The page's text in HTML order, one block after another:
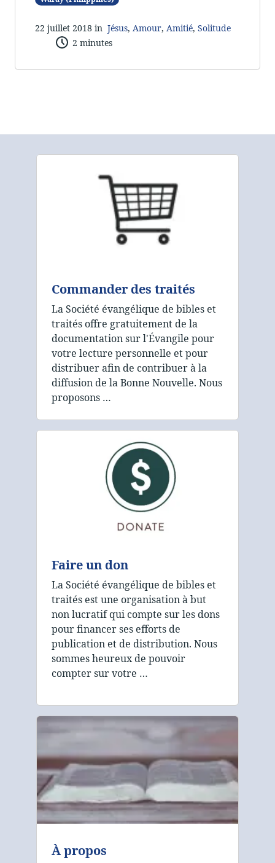
22 juillet 2018 in Jésus, Amour, Amitié, Solitude
2 minutes
Commander des traités
La Société évangélique de bibles et
traités offre gratuitement de la
documentation sur l'Évangile pour
votre lecture personnelle et pour
distribuer afin de contribuer à la
diffusion de la Bonne Nouvelle. Nous
proposons …
Faire un don
La Société évangélique de bibles et
traités est une organisation à but
non lucratif qui compte sur les dons
pour financer ses efforts de
publication et de distribution. Nous
sommes heureux de pouvoir
compter sur votre …
À propos